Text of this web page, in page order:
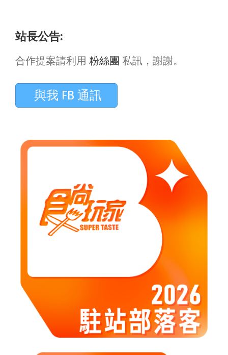
站長公告:
合作提案請利用 粉絲團 私訊，謝謝。
與我 FB 通訊